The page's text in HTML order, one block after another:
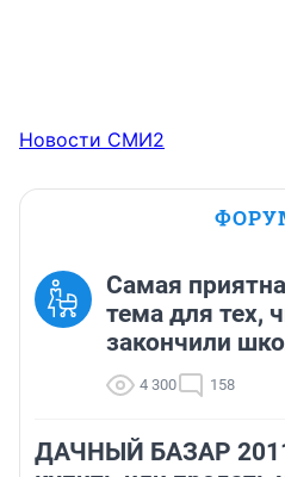
Новости СМИ2
Самая
тема для тех,
закончили
4 300 158
ДАЧНЫЙ БАЗАР